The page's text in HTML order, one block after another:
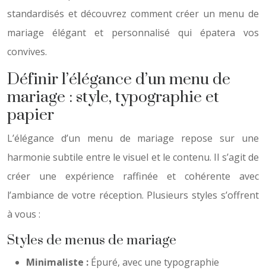
standardisés et découvrez comment créer un menu de
mariage élégant et personnalisé qui épatera vos
convives.
Définir l’élégance d’un menu de
mariage : style, typographie et
papier
L’élégance d’un menu de mariage repose sur une
harmonie subtile entre le visuel et le contenu. Il s’agit de
créer une expérience raffinée et cohérente avec
l’ambiance de votre réception. Plusieurs styles s’offrent
à vous :
Styles de menus de mariage
Minimaliste : Épuré, avec une typographie